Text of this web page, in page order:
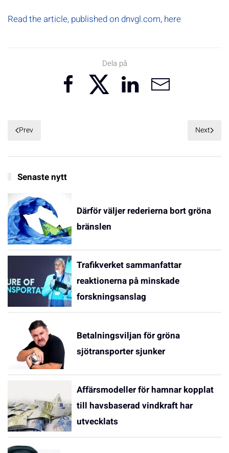
Read the article, published on dnvgl.com, here
Dela på
Prev Next
Senaste nytt
Därför väljer rederierna bort gröna
bränslen
Trafikverket sammanfattar
reaktionerna på minskade
forskningsanslag
Betalningsviljan för gröna
sjötransporter sjunker
Affärsmodeller för hamnar kopplat
till havsbaserad vindkraft har
utvecklats